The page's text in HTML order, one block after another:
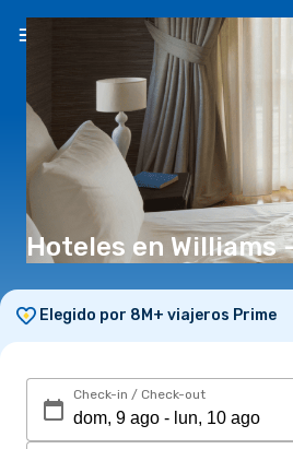
Hoteles en Williams
Elegido por 8M+ viajeros Prime
Check-in / Check-out